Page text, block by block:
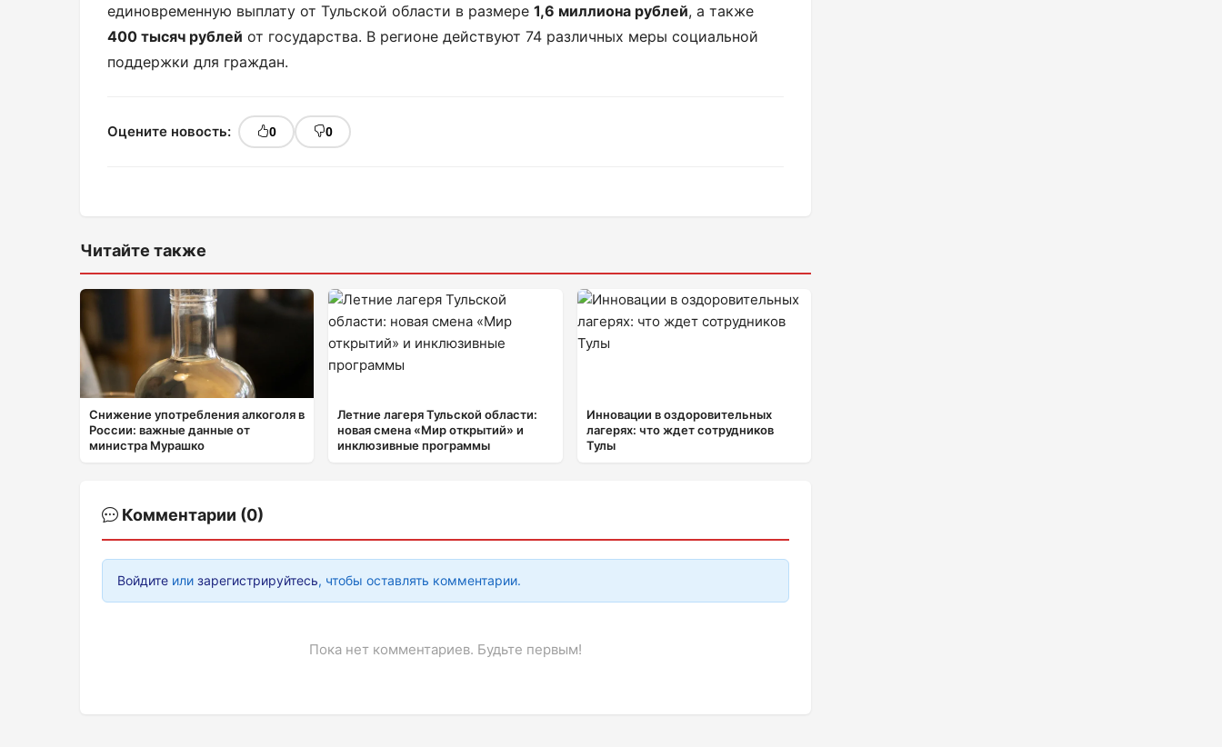
единовременную выплату от Тульской области в размере 1,6 миллиона рублей, а также
400 тысяч рублей от государства. В регионе действуют 74 различных меры социальной
поддержки для граждан.
Оцените новость: 0 0
Читайте также
Снижение употребления алкоголя в
России: важные данные от
министра Мурашко
Летние лагеря Тульской области:
новая смена «Мир открытий» и
инклюзивные программы
Инновации в оздоровительных
лагерях: что ждет сотрудников
Тулы
Комментарии (0)
Войдите или зарегистрируйтесь, чтобы оставлять комментарии.
Пока нет комментариев. Будьте первым!